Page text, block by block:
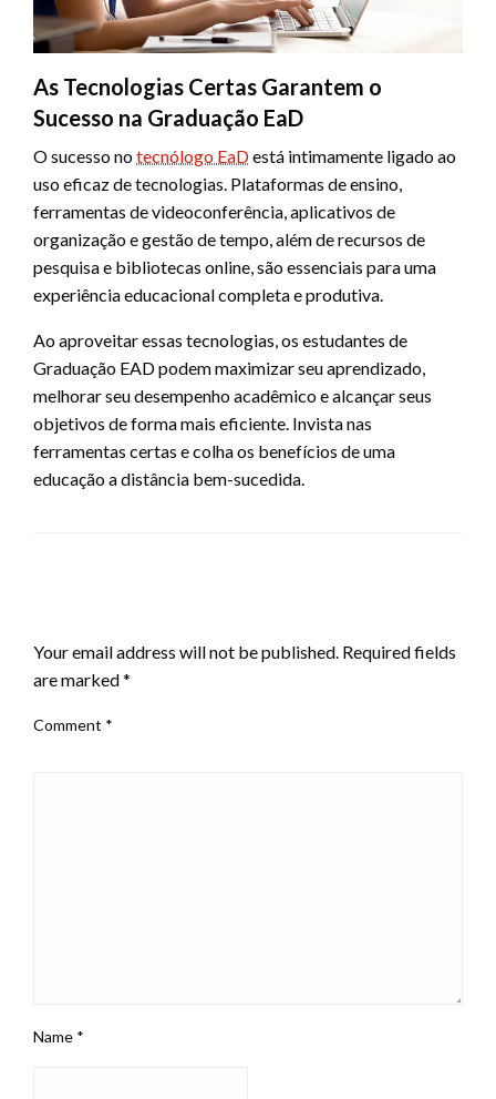
As Tecnologias Certas Garantem o
Sucesso na Graduação EaD
O sucesso notecnólogo EaDestá intimamente ligado ao
uso eficaz de tecnologias. Plataformas de ensino,
ferramentas de videoconferência, aplicativos de
organização e gestão de tempo, além de recursos de
pesquisa e bibliotecas online, são essenciais para uma
experiência educacional completa e produtiva.
Ao aproveitar essas tecnologias, os estudantes de
Graduação EAD podem maximizar seu aprendizado,
melhorar seu desempenho acadêmico e alcançar seus
objetivos de forma mais eficiente. Invista nas
ferramentas certas e colha os benefícios de uma
educação a distância bem-sucedida.
Your email address will not be published. Required fields
are marked*
Comment *
Name *